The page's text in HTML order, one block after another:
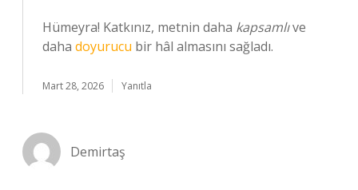
Hümeyra! Katkınız, metnin daha kapsamlıve
daha doyurucu bir hâl almasını sağladı.
Mart 28, 2026 Yanıtla
Demirtaş